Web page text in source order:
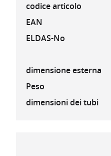
codice articolo
EAN
ELDAS-No
dimensione esterna
Peso
dimensioni dei tubi